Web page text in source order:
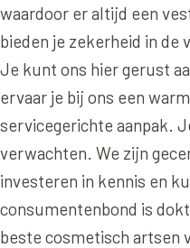
MIDDEN & MOND
Lippen
Nasolabiale plooi
Marionetlijnen
Mondhoeken
Juvéderm Volux
Juvéderm Volift
Juvéderm Volbella
Profhilo
Prostrolane
Restylane
Insuline Zwelling Profiel
Menopauze Veroudering
Stress Cortisol profiel
PCOS Huid profiel
Overgevoelige Huid Profiel
Chronische
waardoor er altijd een
bieden je zekerheid in de
Je kunt ons hier gerust
ervaar je bij ons een
servicegerichte aanpak.
verwachten. We zijn
investeren in kennis en
consumentenbond is
beste cosmetisch artsen